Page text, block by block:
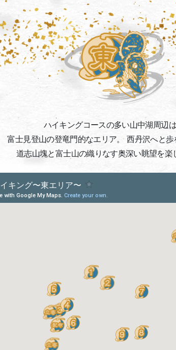
ハイキングコースの多い山中湖周辺は
富士見登山の登竜門的なエリア。 西丹沢へと歩
道志山塊と富士山の織りなす奥深い眺望を楽